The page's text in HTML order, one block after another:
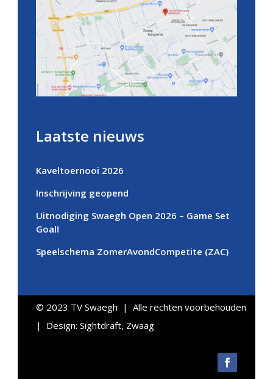
Laatste nieuws
Kaveltoernooi 2026
Inschrijving geopend
Uitnodiging Swaegh Open 2026 – Game Set
Goal!
Speelschema ZomerAvondCompetite (ZAC)
© 2023 TV Swaegh | Alle rechten voorbehouden
| Design: Sightdraft, Zwaag